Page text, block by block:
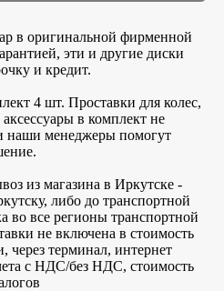
в оригинальной фирменной
эти и другие диски
и кредит.
4 шт. Проставки для колес,
в комплект не
наши менеджеры помогут
из магазина в Иркутске -
либо до транспортной
во все регионы транспортной
не включена в стоимость
через терминал, интернет
с НДС/без НДС, стоимость